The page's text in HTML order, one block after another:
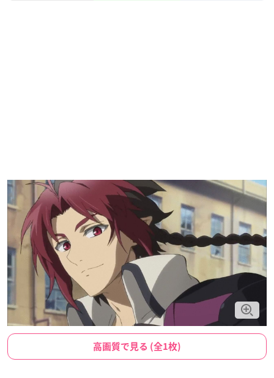
高画質で見る (全1枚)